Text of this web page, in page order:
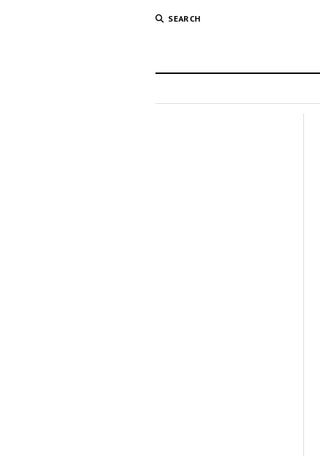
SEARCH